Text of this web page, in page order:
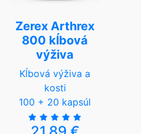
Zerex Arthrex
800 kĺbová
výživa
Kĺbová výživa a
kosti
100 + 20 kapsúl